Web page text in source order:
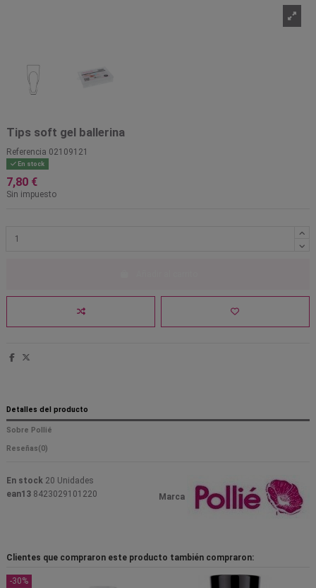
Tips soft gel ballerina
Referencia 02109121
En stock
7,80 €
Sin impuesto
Detalles del producto
Sobre Pollié
Reseñas(0)
Marca
En stock 20 Unidades
ean13 8423029101220
Clientes que compraron este producto también compraron:
-30%